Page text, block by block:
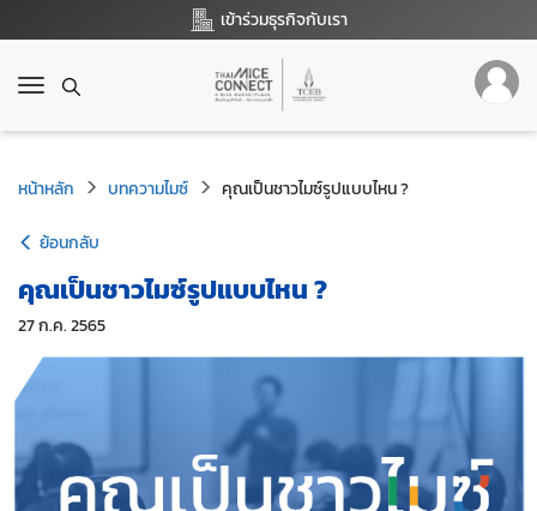
เข้าร่วมธุรกิจกับเรา
T
g
l
n
v
i
a
o
n
หน้าหลัก บทความไมซ์ คุณเป็นชาวไมซ์รูปแบบไหน ?
ย้อนกลับ
คุณเป็นชาวไมซ์รูปแบบไหน ?
27 ก.ค. 2565